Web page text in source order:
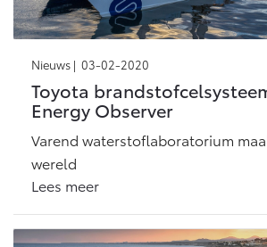
BATTERIJ-ELEKTRISCH
Vanaf € 39.995,-
Connected check
Nieuws | 03-02-2020
Toyota
Energy Observer
Varend waterstoflaboratorium
wereld
Lees meer